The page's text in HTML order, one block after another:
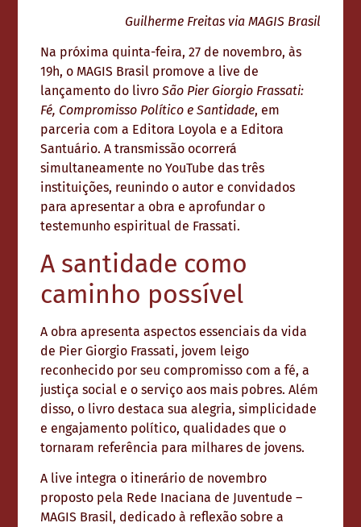
Guilherme Freitas via MAGIS Brasil
Na próxima quinta-feira, 27 de novembro, às
19h, o MAGIS Brasil promove a live de
lançamento do livroSão Pier Giorgio Frassati:
Fé, Compromisso Político e Santidade, em
parceria com a Editora Loyola e a Editora
Santuário. A transmissão ocorrerá
simultaneamente no YouTube das três
instituições, reunindo o autor e convidados
para apresentar a obra e aprofundar o
testemunho espiritual de Frassati.
A santidade como
caminho possível
A obra apresenta aspectos essenciais da vida
de Pier Giorgio Frassati, jovem leigo
reconhecido por seu compromisso com a fé, a
justiça social e o serviço aos mais pobres. Além
disso, o livro destaca sua alegria, simplicidade
e engajamento político, qualidades que o
tornaram referência para milhares de jovens.
A live integra o itinerário de novembro
proposto pela Rede Inaciana de Juventude –
MAGIS Brasil, dedicado à reflexão sobre a